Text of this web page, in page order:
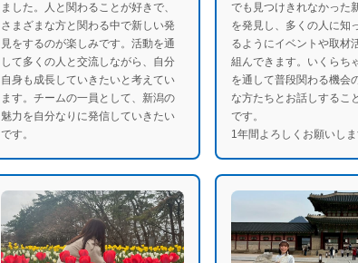
ました。人と関わることが好きで、
さまざまな方と関わる中で新しい発
見をするのが楽しみです。活動を通
して多くの人と交流しながら、自分
自身も成長していきたいと考えてい
ます。チームの一員として、新潟の
魅力を自分なりに発信していきたい
です。
でも見つけきれなかった
を発見し、多くの人に知
るようにイベントや取材
組んできます。いくらち
を通して普段関わる機会
な方たちとお話しするこ
です。
1年間よろしくお願いしま